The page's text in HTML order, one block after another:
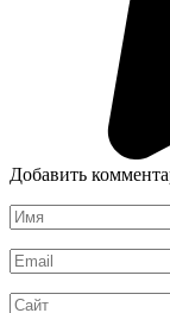
Добавить
Имя
*
Email
*
Сайт